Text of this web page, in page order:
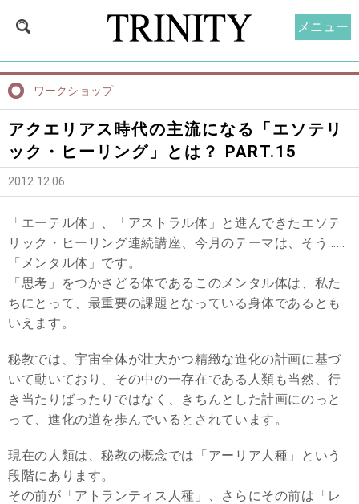
ワークショップ
アクエリアス時代の主流になる「エソテリ
ック・ヒーリング」とは？ PART.15
2012.12.06
「エーテル体」、「アストラル体」と進んできたエソテ
リック・ヒーリング連続講座、今月のテーマは、そう……
「メンタル体」です。
「思考」をつかさどる体であるこのメンタル体は、私た
ちにとって、最重要の課題となっている身体であるとも
いえます。
秘教では、宇宙全体が壮大かつ精緻な進化の計画に基づ
いて動いており、その中の一存在である人類も当然、行
き当たりばったりではなく、きちんとした計画にのっと
って、進化の道を歩んでいるとされています。
現在の人類は、秘教の概念では「アーリア人種」という
段階にあります。
その前が「アトランティス人種」、さらにその前は「レ
メニュー